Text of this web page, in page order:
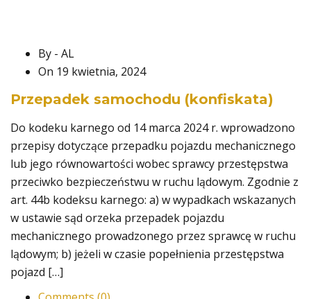
By - AL
On 19 kwietnia, 2024
Przepadek samochodu (konfiskata)
Do kodeku karnego od 14 marca 2024 r. wprowadzono
przepisy dotyczące przepadku pojazdu mechanicznego
lub jego równowartości wobec sprawcy przestępstwa
przeciwko bezpieczeństwu w ruchu lądowym. Zgodnie z
art. 44b kodeksu karnego: a) w wypadkach wskazanych
w ustawie sąd orzeka przepadek pojazdu
mechanicznego prowadzonego przez sprawcę w ruchu
lądowym; b) jeżeli w czasie popełnienia przestępstwa
pojazd […]